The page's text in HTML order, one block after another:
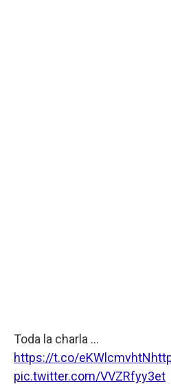
Toda la charla ...
https://t.co/eKWlcmvhtN
pic.twitter.com/VVZRfyy3et